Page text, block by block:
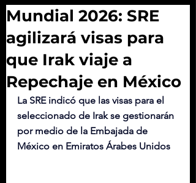
Mundial 2026: SRE
agilizará visas para
que Irak viaje a
Repechaje en México
La SRE indicó que las visas para el
seleccionado de Irak se gestionarán
por medio de la Embajada de
México en Emiratos Árabes Unidos